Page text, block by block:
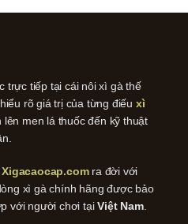
trực tiếp tại cái nôi xì gà thế
rõ giá trị của từng điếu xì
lên men lá thuốc đến kỹ thuật
Xigacaocap.comra đời với
xì gà chính hãng được bảo
với người chơi tạiViệt Nam.